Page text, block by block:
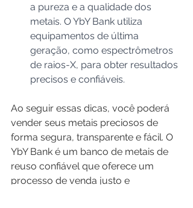
a pureza e a qualidade dos
metais. O YbY Bank utiliza
equipamentos de última
geração, como espectrômetros
de raios-X, para obter resultados
precisos e confiáveis.
Ao seguir essas dicas, você poderá
vender seus metais preciosos de
forma segura, transparente e fácil. O
YbY Bank é um banco de metais de
reuso confiável que oferece um
processo de venda justo e